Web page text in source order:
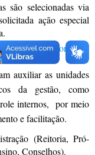
são selecionadas via
ação especial
de auditoria.
auxiliar as unidades
da gestão, como
internos, por meio
e facilitação.
(Reitoria, Pró-
Conselhos).